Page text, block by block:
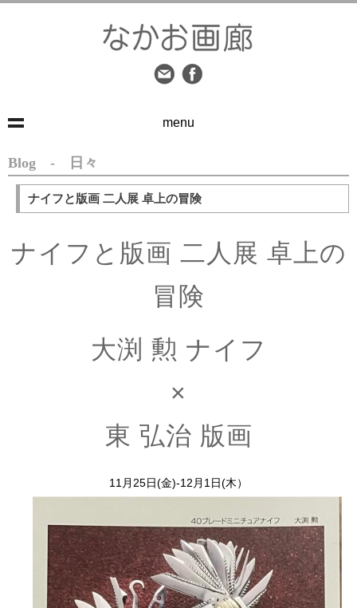
menu
Blog - 日々
ナイフと版画 二人展 卓上の冒険
ナイフと版画 二人展 卓上の
冒険
大渕 勲 ナイフ
×
東 弘治 版画
11月25日(金)-12月1日(木）